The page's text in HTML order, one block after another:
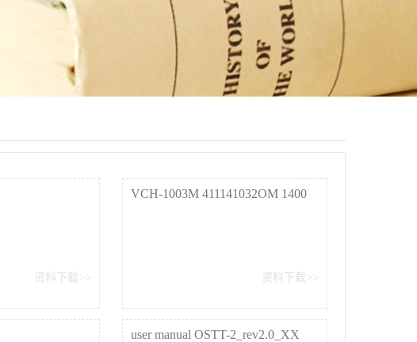
资料下载>>
VCH-1003M 411141032OM 1400
资料下载>>
user manual OSTT-2_rev2.0_XX